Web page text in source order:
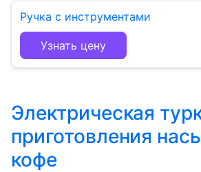
Ручка с инструментами
Узнать цену
Электрическая
приготовления
кофе